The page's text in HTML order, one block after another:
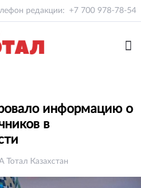
редакции: +7 700 978-78-54
информацию о
в
Тотал Казахстан